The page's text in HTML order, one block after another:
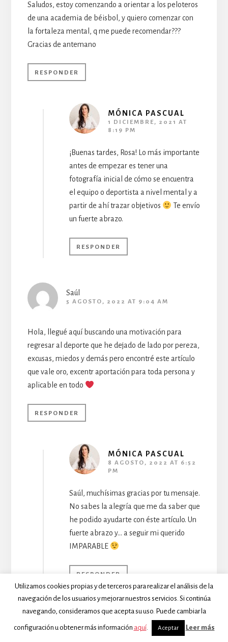
Saludos, estoy comenzando a orientar a los peloteros
de una academia de béisbol, y quiero comenzar con
la fortaleza mental, q me puede recomendar???
Gracias de antemano
RESPONDER
MÓNICA PASCUAL
1 DICIEMBRE, 2021 AT
8:19 PM
¡Buenas tardes, Rosa! Lo más importante
antes de empezar es tener una
fotografía inicial de cómo se encuentra
el equipo o deportista a nivel mental y a
partir de ahí trazar objetivos
Te envío
un fuerte abrazo.
RESPONDER
Saúl
5 AGOSTO, 2022 AT 9:04 AM
Hola, llegué aquí buscando una motivación para
regresar al deporte que he dejado de lado por pereza,
excusas, miedos y demás pero encontré este artículo
que vale oro, excentr aportación para toda persona y
aplicable en todo
RESPONDER
MÓNICA PASCUAL
8 AGOSTO, 2022 AT 6:52
PM
Saúl, muchísimas gracias por tu mensaje.
No sabes la alegría que me da saber que
he podido ayudarte con éste artículo. Un
fuerte abrazo y… a seguir mi querido
IMPARABLE
RESPONDER
2 ABRIL, 2023 AT 9:30 PM
Utilizamos cookies propias y de terceros para realizar el análisis de la
navegación de los usuarios y mejorar nuestros servicios. Si continúa
navegando, consideramos que acepta su uso. Puede cambiar la
configuración u obtener más información aquí. Aceptar Leer más